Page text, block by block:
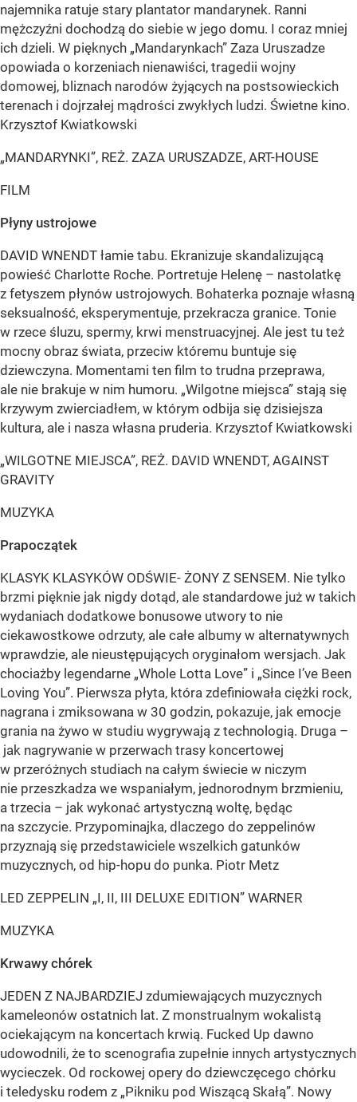
najemnika ratuje stary plantator mandarynek. Ranni
mężczyźni dochodzą do siebie w jego domu. I coraz mniej
ich dzieli. W pięknych „Mandarynkach” Zaza Uruszadze
opowiada o korzeniach nienawiści, tragedii wojny
domowej, bliznach narodów żyjących na postsowieckich
terenach i dojrzałej mądrości zwykłych ludzi. Świetne kino.
Krzysztof Kwiatkowski
„MANDARYNKI”, REŻ. ZAZA URUSZADZE, ART-HOUSE
FILM
Płyny ustrojowe
DAVID WNENDT łamie tabu. Ekranizuje skandalizującą
powieść Charlotte Roche. Portretuje Helenę – nastolatkę
z fetyszem płynów ustrojowych. Bohaterka poznaje własną
seksualność, eksperymentuje, przekracza granice. Tonie
w rzece śluzu, spermy, krwi menstruacyjnej. Ale jest tu też
mocny obraz świata, przeciw któremu buntuje się
dziewczyna. Momentami ten film to trudna przeprawa,
ale nie brakuje w nim humoru. „Wilgotne miejsca” stają się
krzywym zwierciadłem, w którym odbija się dzisiejsza
kultura, ale i nasza własna pruderia. Krzysztof Kwiatkowski
„WILGOTNE MIEJSCA”, REŻ. DAVID WNENDT, AGAINST
GRAVITY
MUZYKA
Prapoczątek
KLASYK KLASYKÓW ODŚWIE- ŻONY Z SENSEM. Nie tylko
brzmi pięknie jak nigdy dotąd, ale standardowe już w takich
wydaniach dodatkowe bonusowe utwory to nie
ciekawostkowe odrzuty, ale całe albumy w alternatywnych
wprawdzie, ale nieustępujących oryginałom wersjach. Jak
chociażby legendarne „Whole Lotta Love” i „Since I’ve Been
Loving You”. Pierwsza płyta, która zdefiniowała ciężki rock,
nagrana i zmiksowana w 30 godzin, pokazuje, jak emocje
grania na żywo w studiu wygrywają z technologią. Druga –
jak nagrywanie w przerwach trasy koncertowej
w przeróżnych studiach na całym świecie w niczym
nie przeszkadza we wspaniałym, jednorodnym brzmieniu,
a trzecia – jak wykonać artystyczną woltę, będąc
na szczycie. Przypominajka, dlaczego do zeppelinów
przyznają się przedstawiciele wszelkich gatunków
muzycznych, od hip-hopu do punka. Piotr Metz
LED ZEPPELIN „I, II, III DELUXE EDITION” WARNER
MUZYKA
Krwawy chórek
JEDEN Z NAJBARDZIEJ zdumiewających muzycznych
kameleonów ostatnich lat. Z monstrualnym wokalistą
ociekającym na koncertach krwią. Fucked Up dawno
udowodnili, że to scenografia zupełnie innych artystycznych
wycieczek. Od rockowej opery do dziewczęcego chórku
i teledysku rodem z „Pikniku pod Wiszącą Skałą”. Nowy